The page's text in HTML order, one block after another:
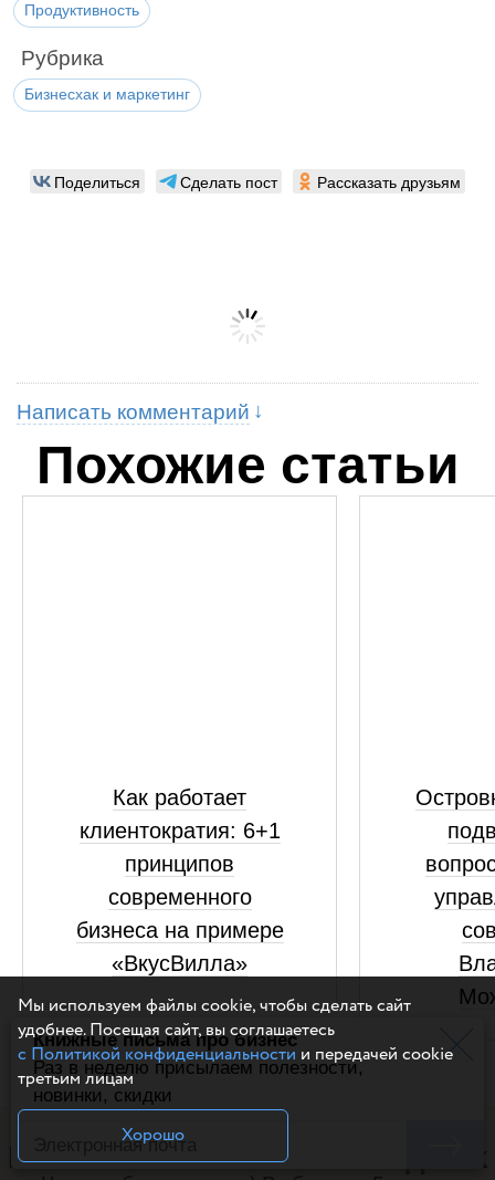
Продуктивность
Рубрика
Бизнесхак и маркетинг
Книжные письма про бизнес
Раз в неделю присылаем полезности,
новинки, скидки
Поделиться Сделать пост Рассказать друзьям
Написать комментарий
Похожие статьи
Как работает
клиентократия: 6+1
принципов
современного
бизнеса на примере
«ВкусВилла»
Полезное чтение на выходных
Мы используем файлы cookie, чтобы сделать сайт
удобнее. Посещая сайт, вы соглашаетесь
с Политикой конфиденциальности и передачей cookie
третьим лицам
Хорошо